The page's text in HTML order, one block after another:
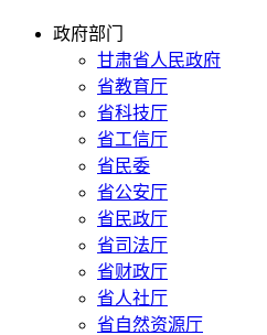
政府部门
甘肃省人民政府
省教育厅
省科技厅
省工信厅
省民委
省公安厅
省民政厅
省司法厅
省财政厅
省人社厅
省自然资源厅